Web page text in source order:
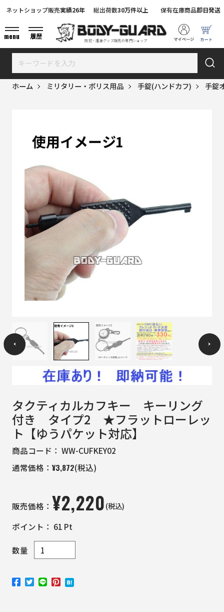
防犯・護身グッズ販売の専門ショップ
ネットショップ販売実績26年 総出荷数30万件以上 保有在庫商品即日発送
menu 履歴
ホーム ミリタリー・ポリス用品 手錠(ハンドカフ) 手錠
タクティカルカフキー キーリング
付き タイプ2 ★フラットローレッ
ト【ゆうパケット対応】
商品コード： WW-CUFKEY02
通常価格： ¥3,872(税込)
販売価格： ¥2,220(税込)
ポイント： 61 Pt
数量